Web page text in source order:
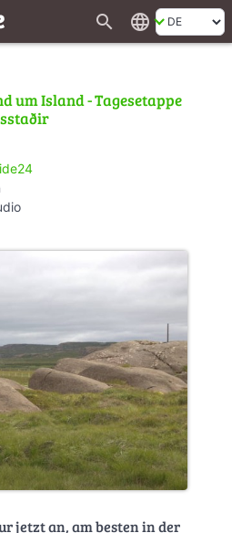
search language
um Island - Tagesetappe
jetzt an, am besten in der